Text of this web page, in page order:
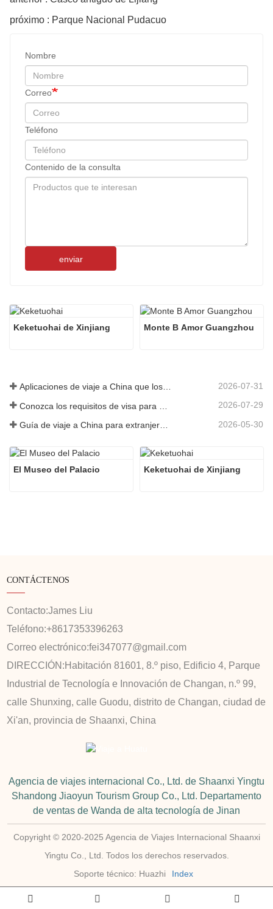
próximo : Parque Nacional Pudacuo
Nombre
Correo
Teléfono
Contenido de la consulta
enviar
Keketuohai de Xinjiang Monte B Amor Guangzhou
Aplicaciones de viaje a China que los visitantes extranjeros realmente necesitan en 2026 2026-07-31
2026-07-29
2026-05-30
El Museo del Palacio Keketuohai de Xinjiang
CONTÁCTENOS
Contacto:James Liu
Teléfono:+8617353396263
Correo electrónico:fei347077@gmail.com
DIRECCIÓN: Habitación 81601, 8.º piso, Edificio 4, Parque
Industrial de Tecnología e Innovación de Changan, n.º 99,
calle Shunxing, calle Guodu, distrito de Changan, ciudad de
Xi'an, provincia de Shaanxi, China
Agencia de viajes internacional Co., Ltd. de Shaanxi Yingtu
Shandong Jiaoyun Tourism Group Co., Ltd. Departamento
de ventas de Wanda de alta tecnología de Jinan
Copyright © 2020-2025 Agencia de Viajes Internacional Shaanxi
Yingtu Co., Ltd. Todos los derechos reservados.
Soporte técnico: Huazhi
Index